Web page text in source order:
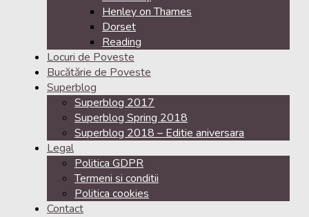
Henley on Thames
Dorset
Reading
Locuri de Poveste
Bucătărie de Poveste
Superblog
Superblog 2017
Superblog Spring 2018
Superblog 2018 – Editie aniversara
Legal
Politica GDPR
Termeni si conditii
Politica cookies
Contact